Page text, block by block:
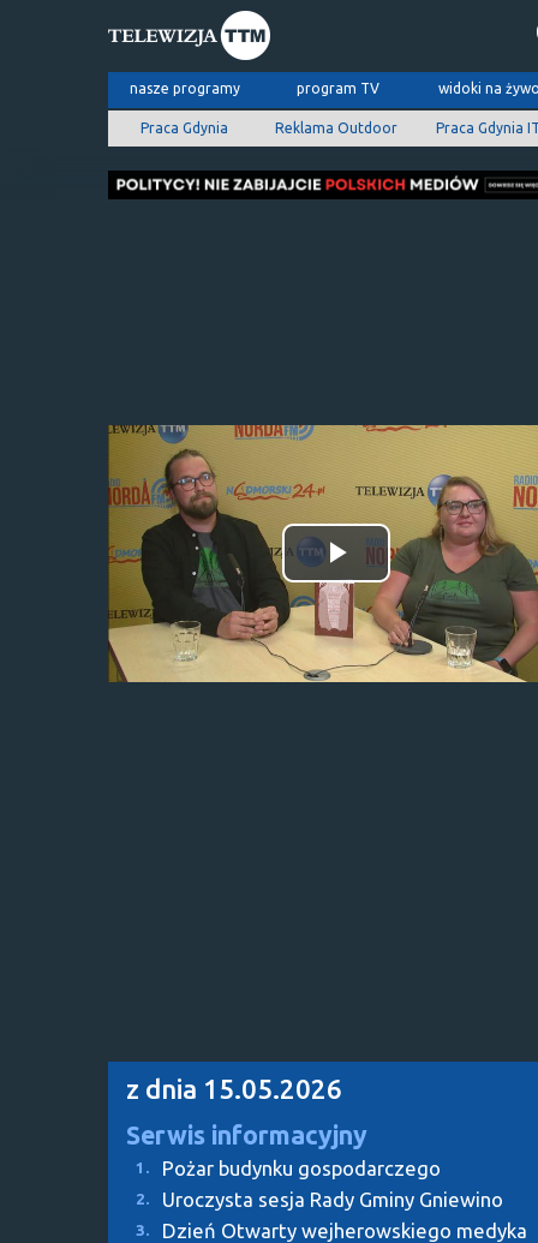
nasze programy program TV widoki na
Praca Gdynia Reklama Outdoor Praca Gdynia
Odtwórz
wideo
z dnia 15.05.2026
Serwis informacyjny
1. Pożar budynku gospodarczego
2. Uroczysta sesja Rady Gminy Gniewino
3. Dzień Otwarty wejherowskiego medyka